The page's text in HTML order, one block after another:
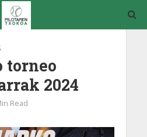
torneo
2024
Read